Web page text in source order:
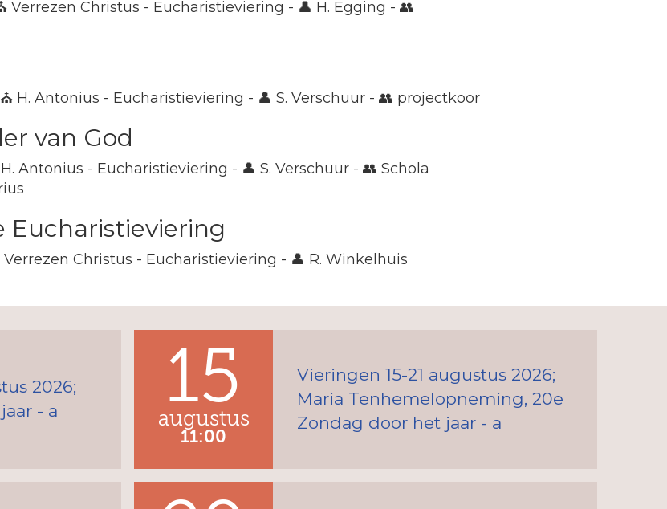
Verrezen Christus - Eucharistieviering - 👤 H. Egging - 👥
⛪ H. Antonius - Eucharistieviering - 👤 S. Verschuur - 👥 projectkoor
van God
H. Antonius - Eucharistieviering - 👤 S. Verschuur - 👥 Schola
Eucharistieviering
Verrezen Christus - Eucharistieviering - 👤 R. Winkelhuis
2026;
- a
15
augustus
11:00
Vieringen 15-21 augustus 2026;
Maria Tenhemelopneming, 20e
Zondag door het jaar - a